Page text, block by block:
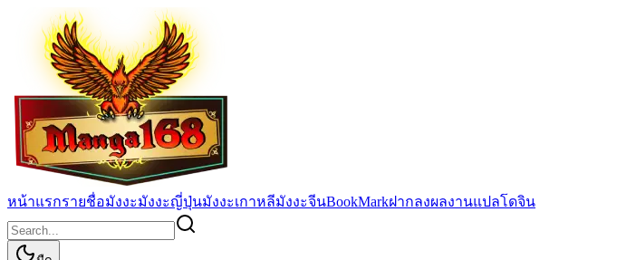
หน้าแรกรายชื่อมังงะมังงะญี่ปุ่นมังงะเกาหลีมังงะจีนBookMarkฝากลงผลงานแปลโดจิน